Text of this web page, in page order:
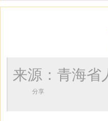
来源：青海
分享